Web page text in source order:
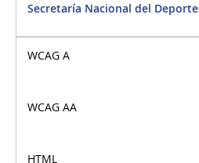
Secretaría Nacional del Deporte